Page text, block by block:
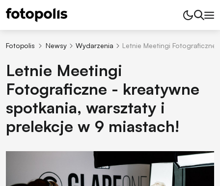
Fotopolis Newsy Wydarzenia Letnie Meetingi
Letnie Meetingi
Fotograficzne - kreatywne
spotkania, warsztaty i
prelekcje w 9 miastach!